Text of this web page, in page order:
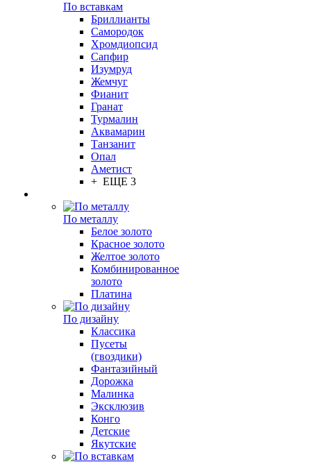
По вставкам
Бриллианты
Самородок
Хромдиопсид
Сапфир
Изумруд
Жемчуг
Фианит
Гранат
Турмалин
Аквамарин
Танзанит
Опал
Аметист
+ ЕЩЕ 3
По металлу
Белое золото
Красное золото
Желтое золото
Комбинированное
золото
Платина
По дизайну
Классика
Пусеты
(гвоздики)
Фантазийный
Дорожка
Малинка
Эксклюзив
Конго
Детские
Якутские